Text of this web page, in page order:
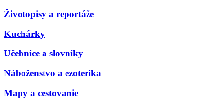
Životopisy a reportáže
Kuchárky
Učebnice a slovníky
Náboženstvo a ezoterika
Mapy a cestovanie